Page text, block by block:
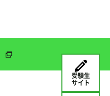
受験生
サイト